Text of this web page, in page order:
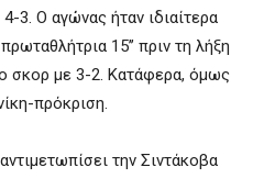
3. Ο αγώνας ήταν ιδιαίτερα
15’’ πριν τη λήξη
σκορ με 3-2. Κατάφερα, όμως
πρόκριση.
την Σιντάκοβα